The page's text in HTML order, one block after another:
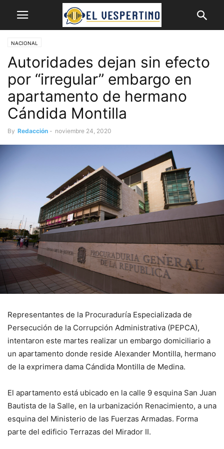
NACIONAL
Autoridades dejan sin efecto
por “irregular” embargo en
apartamento de hermano
Cándida Montilla
By Redacción - noviembre 24, 2020
Representantes de la Procuraduría Especializada de
Persecución de la Corrupción Administrativa (PEPCA),
intentaron este martes realizar un embargo domiciliario a
un apartamento donde reside Alexander Montilla, hermano
de la exprimera dama Cándida Montilla de Medina.
El apartamento está ubicado en la calle 9 esquina San Juan
Bautista de la Salle, en la urbanización Renacimiento, a una
esquina del Ministerio de las Fuerzas Armadas. Forma
parte del edificio Terrazas del Mirador II.